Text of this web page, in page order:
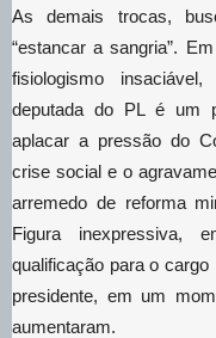
As demais trocas,
“estancar a sangria”.
fisiologismo
deputada do PL é um
aplacar a pressão do
crise social e o
arremedo de reforma
Figura inexpressiva,
qualificação para o
presidente, em um
aumentaram.